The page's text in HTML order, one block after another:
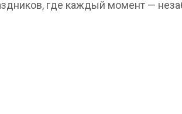
где каждый момент —